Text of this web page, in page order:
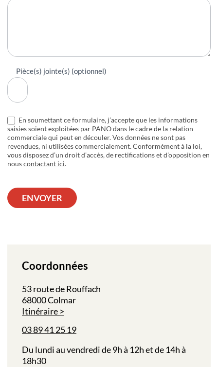
Pièce(s) jointe(s) (optionnel)
En soumettant ce formulaire, j’accepte que les informations
saisies soient exploitées par PANO dans le cadre de la relation
commerciale qui peut en découler. Vos données ne sont pas
revendues, ni utilisées commercialement. Conformément à la loi,
vous disposez d’un droit d’accès, de rectifications et d’opposition en
nouscontactant ici.
ENVOYER
Coordonnées
53 route de Rouffach
68000 Colmar
Itinéraire
03 89 41 25 19
Du lundi au vendredi de 9h à 12h et de 14h à
18h30